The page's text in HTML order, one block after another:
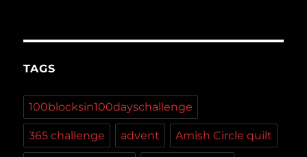
TAGS
100blocksin100dayschallenge
365 challenge advent Amish Circle quilt